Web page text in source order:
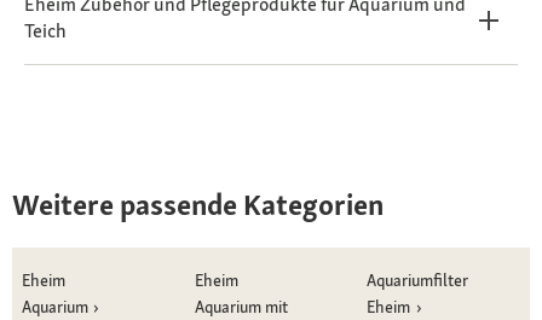
Teich
Weitere passende Kategorien
Eheim
Aquarium
Eheim
Aquarium mit
Aquariumfilter
Eheim